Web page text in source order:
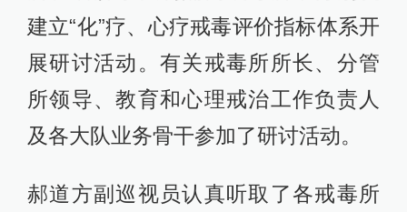
建立“化”疗、心疗戒毒评价指标体系开
展研讨活动。有关戒毒所所长、分管
所领导、教育和心理戒治工作负责人
及各大队业务骨干参加了研讨活动。
郝道方副巡视员认真听取了各戒毒所